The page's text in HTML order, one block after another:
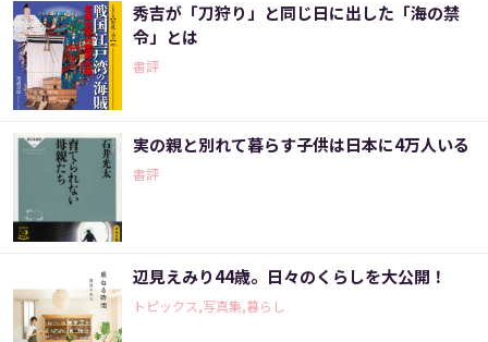
秀吉が「刀狩り」と同じ日に出した「海の禁
令」とは
書評
実の親と別れて暮らす子供は日本に4万人いる
書評
辺見えみり44歳。日々のくらしを大公開！
トピックス,写真集,暮らし